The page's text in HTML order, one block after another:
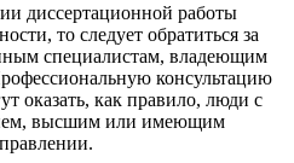
диссертационной работы
то следует обратиться за
специалистам, владеющим
консультацию
оказать, как правило, люди с
высшим или имеющим